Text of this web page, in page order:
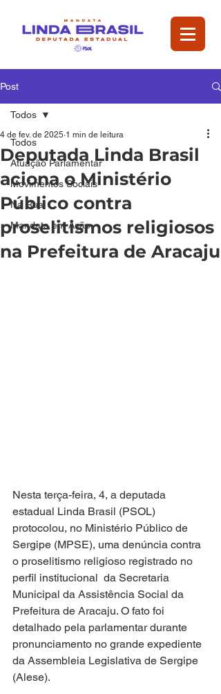
Post
Todos
Atuação Parlamentar
Movimentos Sociais
Na Rua
Mandata em Ação
Todos
Deputada Linda Brasil
aciona o Ministério
Público contra
proselitismos religiosos
na Prefeitura de Aracaju
4 de fev. de 2025 1 min de leitura
Nesta terça-feira, 4, a deputada
estadual Linda Brasil (PSOL)
protocolou, no Ministério Público de
Sergipe (MPSE), uma denúncia contra
o proselitismo religioso registrado no
perfil institucional  da Secretaria
Municipal da Assistência Social da
Prefeitura de Aracaju. O fato foi
detalhado pela parlamentar durante
pronunciamento no grande expediente
da Assembleia Legislativa de Sergipe
(Alese).